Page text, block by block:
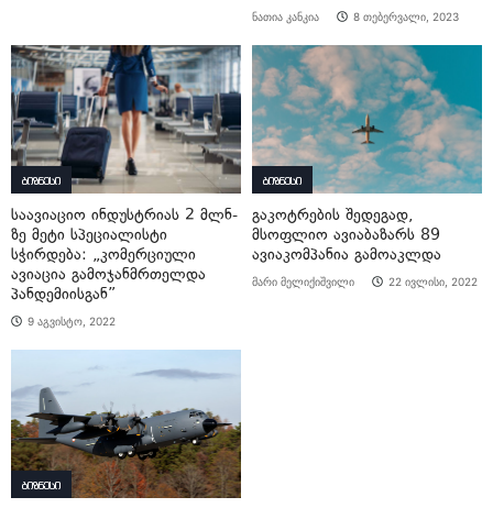
ნათია კანკია 8 თებერვალი, 2023
ბიზნესი
საავიაციო ინდუსტრიას 2 მლნ-
ზე მეტი სპეციალისტი
სჭირდება: „კომერციული
ავიაცია გამოჯანმრთელდა
პანდემიისგან”
9 აგვისტო, 2022
ბიზნესი
გაკოტრების შედეგად,
მსოფლიო ავიაბაზარს 89
ავიაკომპანია გამოაკლდა
მარი მელიქიშვილი 22 ივლისი, 2022
ბიზნესი